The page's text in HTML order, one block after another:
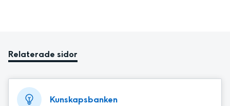
Relaterade sidor
Kunskapsbanken